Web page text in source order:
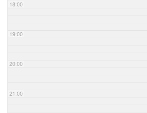
18:00
19:00
20:00
21:00